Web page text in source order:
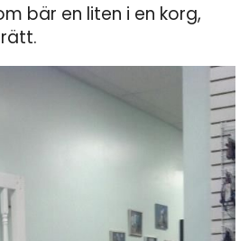
bär en liten i en korg,